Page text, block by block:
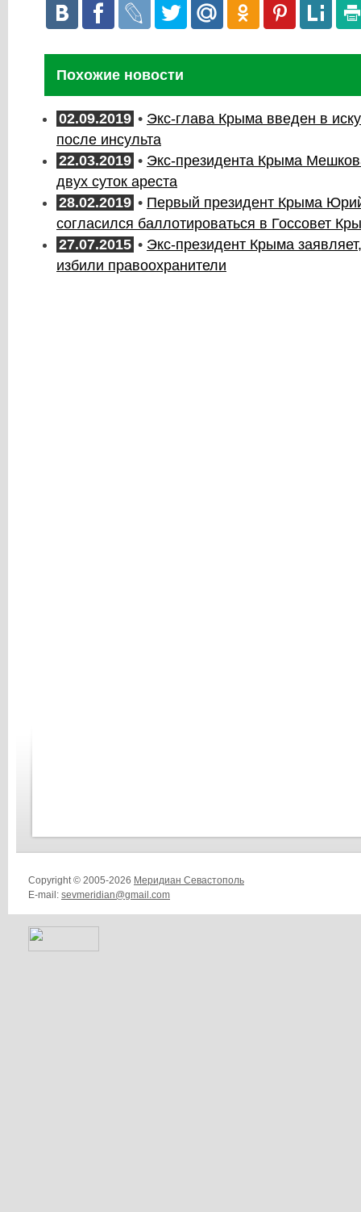
Похожие новости
02.09.2019 • Экс-глава Крыма введен в
после инсульта
22.03.2019 • Экс-президента Крыма
двух суток ареста
28.02.2019 • Первый президент Крыма
согласился баллотироваться в Госсовет
27.07.2015 • Экс-президент Крыма
избили правоохранители
Copyright © 2005-2026 Меридиан Севастополь
E-mail: sevmeridian@gmail.com